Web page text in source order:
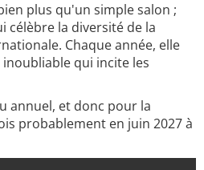
plus qu'un simple salon ;
célèbre la diversité de la
Chaque année, elle
qui incite les
annuel, et donc pour la
probablement en juin 2027 à